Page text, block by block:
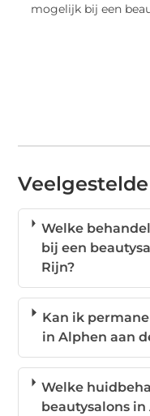
mogelijk bij een
Welke
bij een
Rijn?
Kan ik
in Alphen aan
Welke
beautysalons